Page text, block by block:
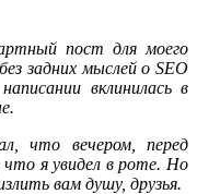
пост для моего
задних мыслей о SEO
вклинилась в
что вечером, перед
я увидел в роте. Но
вам душу, друзья.